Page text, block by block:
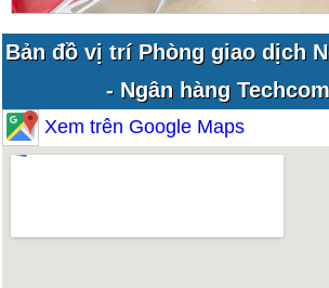
Bản đồ vị trí Phòng giao dịch
- Ngân hàng
Xem trên Google Maps